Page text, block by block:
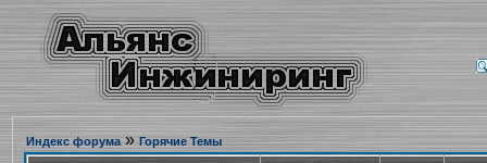
Индекс форума» Горячие Темы